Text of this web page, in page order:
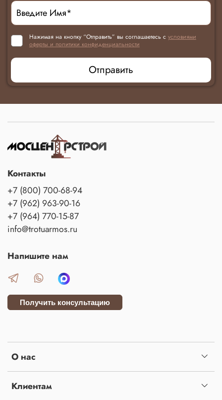
Нажимая на кнопку “Отправить” вы соглашаетесь с условиями
оферты и политики конфиденциальности
Отправить
О нас
Клиентам
Контакты
+7 (800) 700-68-94
+7 (962) 963-90-16
+7 (964) 770-15-87
info@trotuarmos.ru
Напишите нам
Получить консультацию